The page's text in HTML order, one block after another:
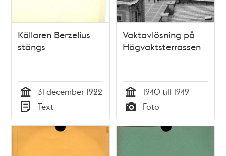
Källaren Berzelius
stängs
Tid
31 december 1922
Typ
Text
Vaktavlösning på
Högvaktsterrassen
Tid
1940 till 1949
Typ
Foto